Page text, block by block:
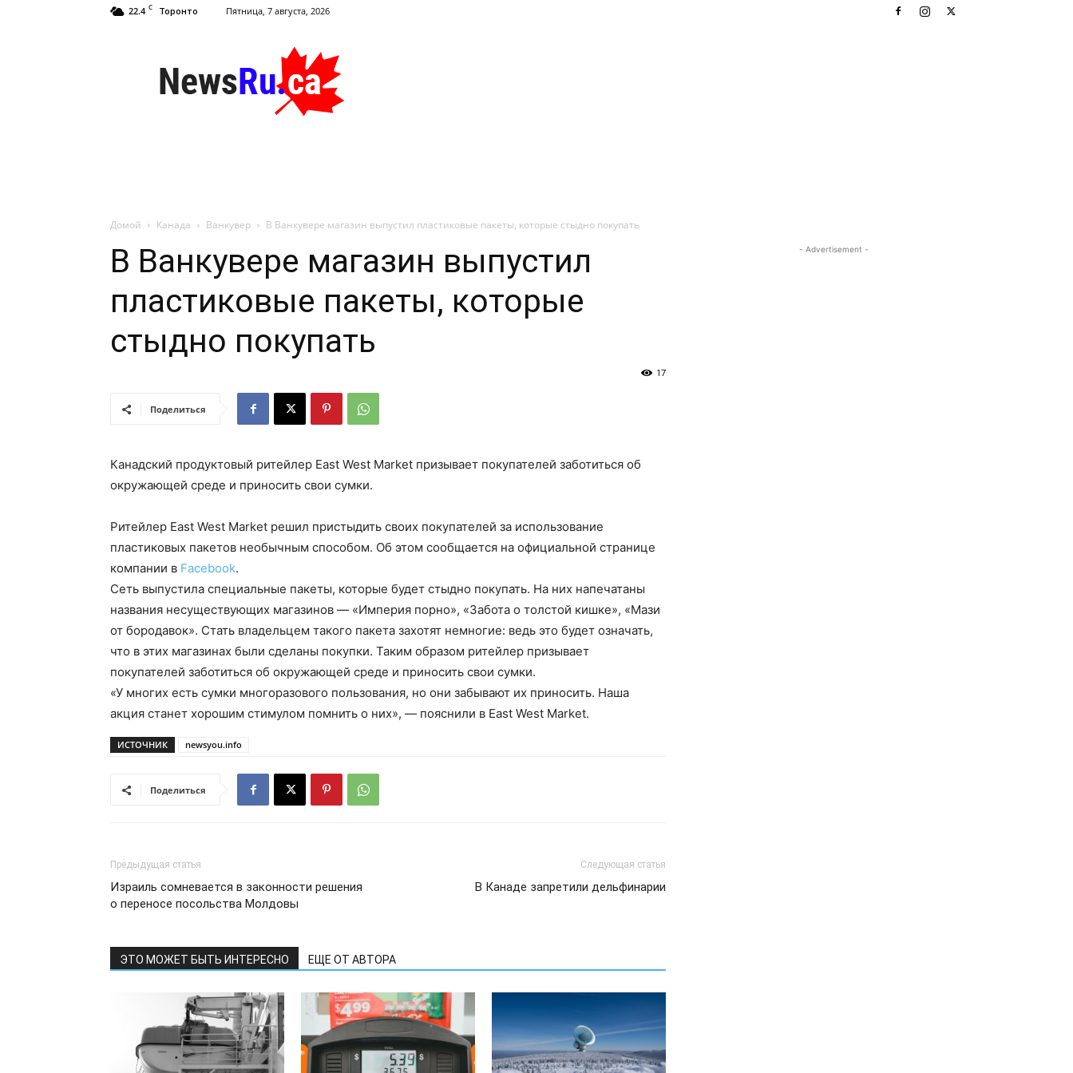
22.4 C Торонто Пятница, 7 августа, 2026
NewsRu.Ca
Домой Канада Ванкувер В Ванкувере магазин выпустил пластиковые пакеты, которые стыдно покупать
В Ванкувере магазин выпустил
пластиковые пакеты, которые
стыдно покупать
17
Поделиться
Канадский продуктовый ритейлер East West Market призывает покупателей заботиться об
окружающей среде и приносить свои сумки.
Ритейлер East West Market решил пристыдить своих покупателей за использование
пластиковых пакетов необычным способом. Об этом сообщается на официальной странице
компании в Facebook.
Сеть выпустила специальные пакеты, которые будет стыдно покупать. На них напечатаны
названия несуществующих магазинов — «Империя порно», «Забота о толстой кишке», «Мази
от бородавок». Стать владельцем такого пакета захотят немногие: ведь это будет означать,
что в этих магазинах были сделаны покупки. Таким образом ритейлер призывает
покупателей заботиться об окружающей среде и приносить свои сумки.
«У многих есть сумки многоразового пользования, но они забывают их приносить. Наша
акция станет хорошим стимулом помнить о них», — пояснили в East West Market.
ИСТОЧНИК newsyou.info
Поделиться
Предыдущая статья
Израиль сомневается в законности решения
о переносе посольства Молдовы
Следующая статья
В Канаде запретили дельфинарии
ЭТО МОЖЕТ БЫТЬ ИНТЕРЕСНО ЕЩЕ ОТ АВТОРА
- Advertisement -